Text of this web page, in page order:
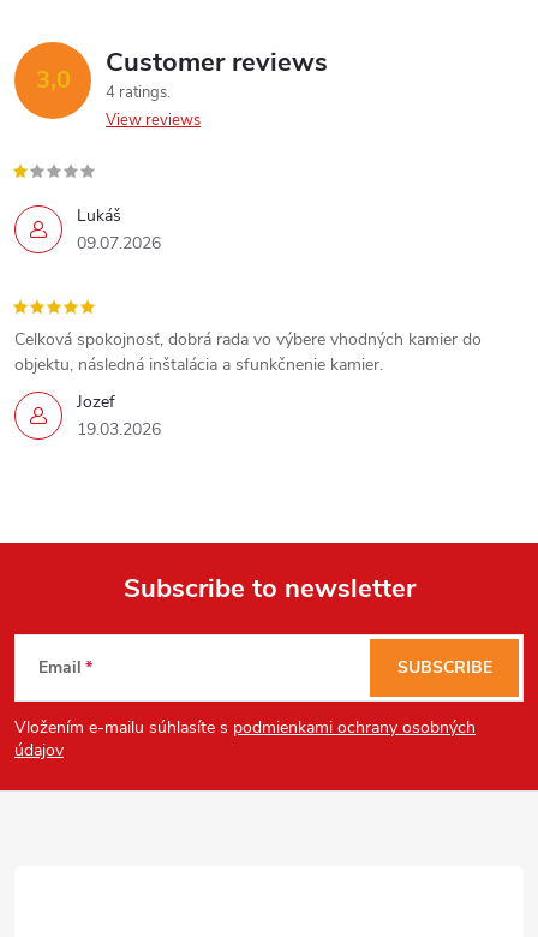
n
t
r
o
l
s
3,0 Customer reviews
4 ratings
View reviews
Lukáš
09.07.2026
Jozef
19.03.2026
Celková spokojnosť, dobrá rada vo výbere vhodných kamier do
objektu, následná inštalácia a sfunkčnenie kamier.
F
o
o
Subscribe to newsletter
Email
Vložením e-mailu súhlasíte s podmienkami ochrany osobných
údajov
SUBSCRIBE